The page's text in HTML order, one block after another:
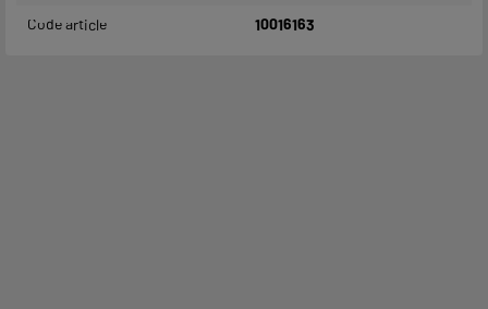
Code article 10016163